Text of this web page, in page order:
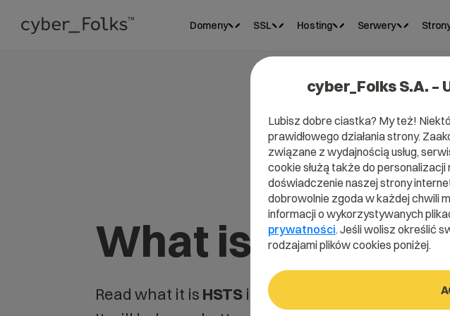
Domeny SSL Hosting Serwery
What is HSTS?
Read what it is HSTS in our dictionary.
cyber_Folks S.A.
Lubisz dobre ciastka? My też!
prawidłowego działania strony.
związane z wydajnością usług,
cookie służą także do
doświadczenie naszej strony
dobrowolnie zgoda w każdej chwili
informacji o wykorzystywanych
prywatności. Jeśli wolisz określić
rodzajami plików cookies poniżej.